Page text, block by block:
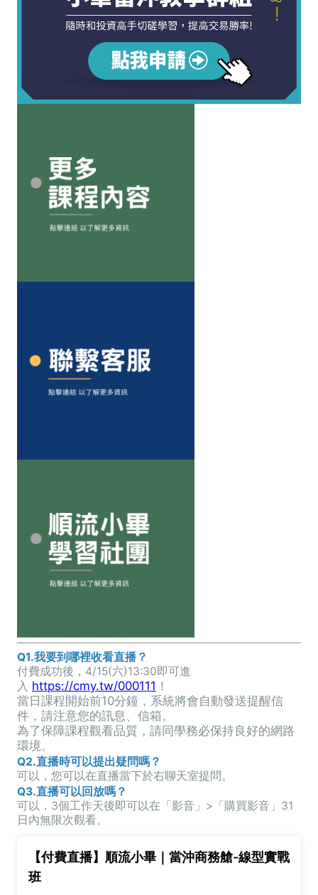
Q1.我要到哪裡收看直播？
付費成功後，4/15(六)13:30即可進
入 https://cmy.tw/000111 ！
當日課程開始前10分鐘，系統將會自動發送提醒信
件，請注意您的訊息、信箱。
為了保障課程觀看品質，請同學務必保持良好的網路
環境。
Q2.直播時可以提出疑問嗎？
可以，您可以在直播當下於右聊天室提問。
Q3.直播可以回放嗎？
可以，3個工作天後即可以在「影音」>「購買影音」31
日內無限次觀看。
【付費直播】順流小畢｜當沖商務艙-線型實戰
班